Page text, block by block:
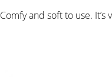
Comfy and soft to use.